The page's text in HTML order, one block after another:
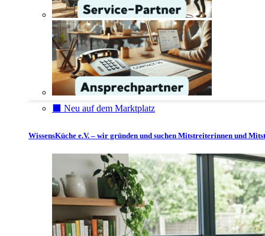
⬛️ Neu auf dem Marktplatz
WissensKüche e.V. – wir gründen und suchen Mitstreiterinnen und